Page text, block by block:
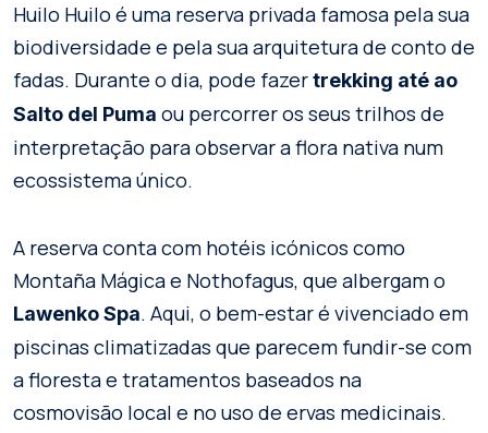
Huilo Huilo é uma reserva privada famosa pela sua
biodiversidade e pela sua arquitetura de conto de
fadas. Durante o dia, pode fazertrekking até ao
Salto del Puma ou percorrer os seus trilhos de
interpretação para observar a flora nativa num
ecossistema único.
A reserva conta com hotéis icónicos como
Montaña Mágica e Nothofagus, que albergam o
Lawenko Spa. Aqui, o bem-estar é vivenciado em
piscinas climatizadas que parecem fundir-se com
a floresta e tratamentos baseados na
cosmovisão local e no uso de ervas medicinais.